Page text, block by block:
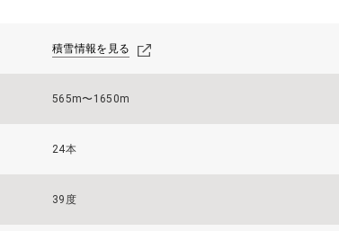
積雪情報を見る
565m〜1650m
24本
39度